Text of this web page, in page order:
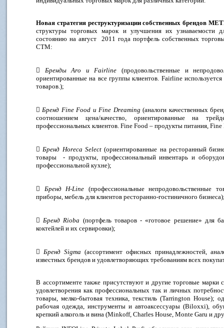
Новая стратегия реструктуризации собственных брендов
структуры торговых марок и улучшения их узнаваемости
состоянию на август 2011 года портфель собственных
СТМ:
 Бренды Aro и Fairline (продовольственные и
ориентированные на все группы клиентов. Fairline
товаров.);
Бренд Fine Food и Fine Dreaming (аналоги качественных
соотношением цена/качество, ориентированные на
профессиональных клиентов. Fine Food – продукты питания,
Бренд Horeca Select(ориентированные на ресторанный
товары - продукты, профессиональный инвентарь и
профессиональной кухне);
 Бренд H-Line (профессиональные непродовольственные
приборы, мебель для клиентов ресторанно-гостиничного
Бренд Rioba (портфель товаров - «готовое решение» для
коктейлей и их сервировки);
 Бренд Sigma (ассортимент офисных принадлежностей,
известных брендов и удовлетворяющих требованиям всех
В ассортименте также присутствуют и другие торговые марки
удовлетворения как профессиональных так и личных
товары, мелко-бытовая техника, текстиль (Tarrington
рабочая одежда, инструменты и автоаксессуары (Biloxxi),
крепкий алкоголь и вина (Minkoff, Charles House, Monte Garu и